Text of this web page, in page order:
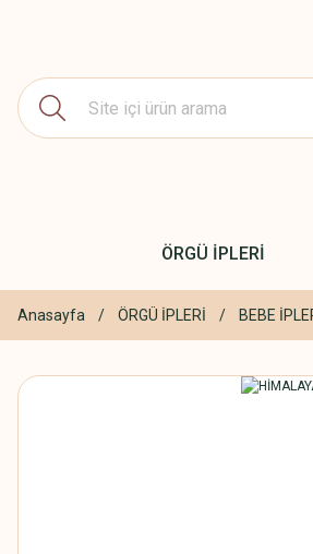
ÖRGÜ İPLERİ
Anasayfa ÖRGÜ İPLERİ BEBE